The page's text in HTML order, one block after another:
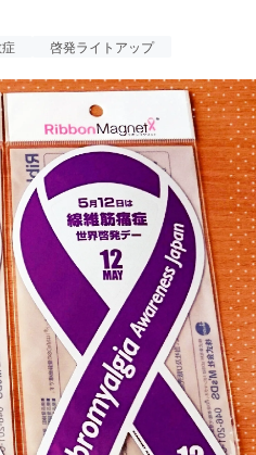
保健所や関係機関に【ゆらりさ
ウドファンディングも立ち上げ
くお願いします！
啓発ライトアップ